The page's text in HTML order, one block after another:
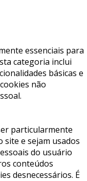
essenciais para
categoria inclui
básicas e
não
particularmente
e sejam usados
do usuário
conteúdos
desnecessários. É